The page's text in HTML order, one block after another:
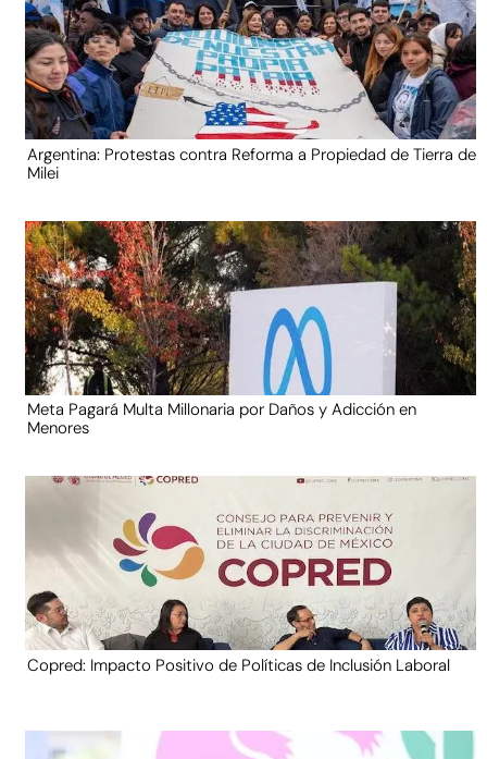
Argentina: Protestas contra Reforma a Propiedad de Tierra de
Milei
Meta Pagará Multa Millonaria por Daños y Adicción en
Menores
Copred: Impacto Positivo de Políticas de Inclusión Laboral